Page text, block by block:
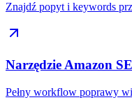
Znajdź popyt i keywords
Narzędzie Amazon
Pełny workflow poprawy